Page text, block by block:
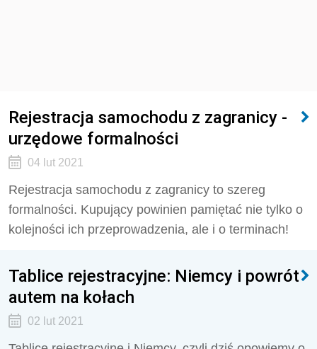
Rejestracja samochodu z zagranicy -
urzędowe formalności
04 lut 2021
Rejestracja samochodu z zagranicy to szereg
formalności. Kupujący powinien pamiętać nie tylko o
kolejności ich przeprowadzenia, ale i o terminach!
Tablice rejestracyjne: Niemcy i powrót
autem na kołach
02 lut 2021